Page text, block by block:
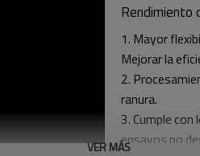
Rendimiento
1. Mayor
Mejorar la
2.
ranura.
3. Cumple
ensayos no
VER MÁS